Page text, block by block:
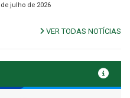
julho de 2026
VER TODAS NOTÍCIAS